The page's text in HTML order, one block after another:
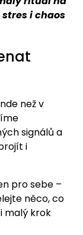
i chaos
než v
signálů a
i
pro sebe –
něco, co
malý krok